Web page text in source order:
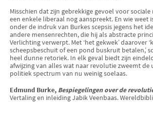
Misschien dat zijn gebrekkige gevoel voor
een enkele liberaal nog aanspreekt. En wie weet
onder de indruk van Burkes scepsis jegens het
andere mensenrechten, die hij als abstracte
Verlichting verwerpt. Met ‘het gekwek’ daarover
scheepsbeschuit of een pond buskruit betalen,’
heel dunne retoriek. In elk geval biedt zijn
afwijzing van alles wat naar revolutie zweemt de
politiek spectrum van nu weinig soelaas.
Edmund Burke, Bespiegelingen over de
Vertaling en inleiding Jabik Veenbaas.